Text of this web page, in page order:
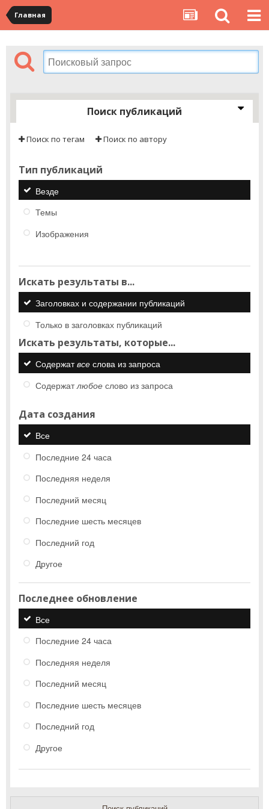
Главная
Поиск публикаций
Поиск по тегам Поиск по автору
Тип публикаций
Везде
Темы
Изображения
Искать результаты в...
Заголовках и содержании публикаций
Только в заголовках публикаций
Искать результаты, которые...
Содержатвсе слова из запроса
Содержатлюбое слово из запроса
Дата создания
Все
Последние 24 часа
Последняя неделя
Последний месяц
Последние шесть месяцев
Последний год
Другое
Последнее обновление
Все
Последние 24 часа
Последняя неделя
Последний месяц
Последние шесть месяцев
Последний год
Другое